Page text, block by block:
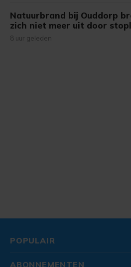
Natuurbrand bij Ouddorp
zich niet meer uit door
8 uur geleden
POPULAIR
ABONNEMENTEN